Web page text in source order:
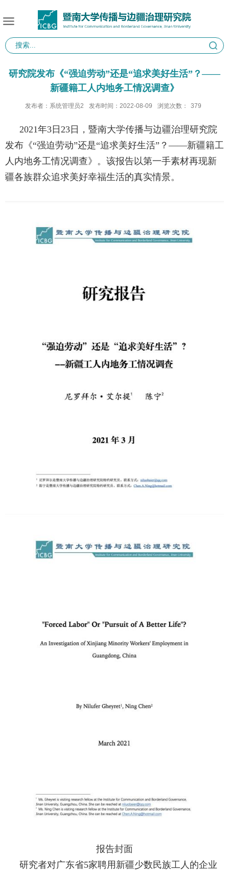
研究院发布《“强迫劳动”还是“追求美好生活”？——
新疆籍工人内地务工情况调查》
发布者：系统管理员2 发布时间：2022-08-09 浏览次数： 379
2021年3日23日 ，暨南大学传播与边疆治理研究院
发布《“强迫劳动”还是“追求美好生活”？——新疆籍工
人内地务工情况调查》。该报告以第一手素材再现新
疆各族群众追求美好幸福生活的真实情景。
报告封面
研究者对广东省5家聘用新疆少数民族工人的企业